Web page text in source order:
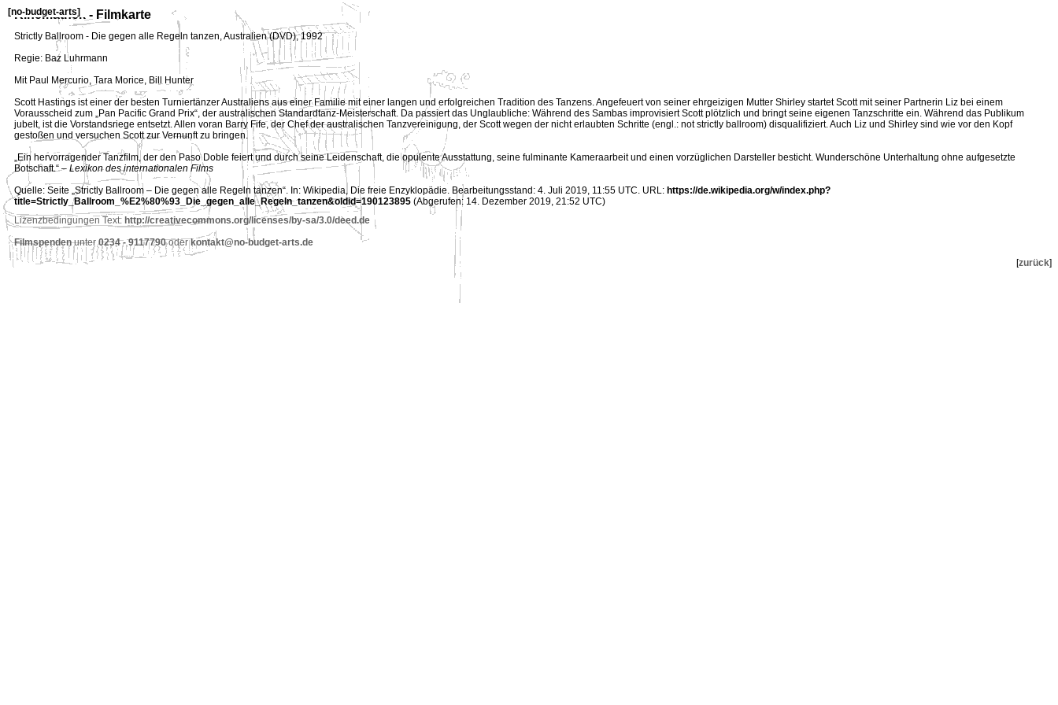
[no-budget-arts]
Kinemathek - Filmkarte
Strictly Ballroom - Die gegen alle Regeln tanzen,Australien (DVD),1992
Regie: Baz Luhrmann
Mit Paul Mercurio, Tara Morice, Bill Hunter
Scott Hastings ist einer der besten Turniertänzer Australiens aus einer Familie mit einer langen und erfolgreichen Tradition des Tanzens. Angefeuert von seiner ehrgeizigen Mutter Shirley startet Scott mit seiner Partnerin Liz bei einem
Vorausscheid zum „Pan Pacific Grand Prix“, der australischen Standardtanz-Meisterschaft. Da passiert das Unglaubliche: Während des Sambas improvisiert Scott plötzlich und bringt seine eigenen Tanzschritte ein. Während das Publikum
jubelt, ist die Vorstandsriege entsetzt. Allen voran Barry Fife, der Chef der australischen Tanzvereinigung, der Scott wegen der nicht erlaubten Schritte (engl.: not strictly ballroom) disqualifiziert. Auch Liz und Shirley sind wie vor den Kopf
gestoßen und versuchen Scott zur Vernunft zu bringen.
„Ein hervorragender Tanzfilm, der den Paso Doble feiert und durch seine Leidenschaft, die opulente Ausstattung, seine fulminante Kameraarbeit und einen vorzüglichen Darsteller besticht. Wunderschöne Unterhaltung ohne aufgesetzte
Botschaft.“ – Lexikon des internationalen Films
Quelle: Seite „Strictly Ballroom – Die gegen alle Regeln tanzen“. In: Wikipedia, Die freie Enzyklopädie. Bearbeitungsstand: 4. Juli 2019, 11:55 UTC. URL: https://de.wikipedia.org/w/index.php?
title=Strictly_Ballroom_%E2%80%93_Die_gegen_alle_Regeln_tanzen&oldid=190123895 (Abgerufen: 14. Dezember 2019, 21:52 UTC)
Lizenzbedingungen Text: http://creativecommons.org/licenses/by-sa/3.0/deed.de
Filmspendenunter0234 - 9117790oderkontakt@no-budget-arts.de
[zurück]